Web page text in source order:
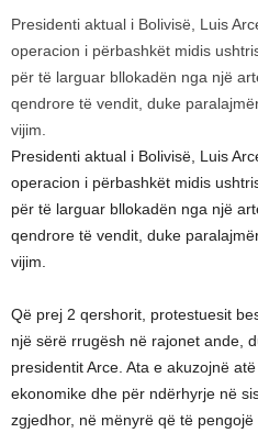
Presidenti aktual i Bolivisë, Luis
operacion i përbashkët midis
për të larguar bllokadën nga një
qendrore të vendit, duke
vijim.
Presidenti aktual i Bolivisë, Luis
operacion i përbashkët midis
për të larguar bllokadën nga një
qendrore të vendit, duke
vijim.
Që prej 2 qershorit, protestuesit
një sërë rrugësh në rajonet ande,
presidentit Arce. Ata e akuzojnë
ekonomike dhe për ndërhyrje në
zgjedhor, në mënyrë që të